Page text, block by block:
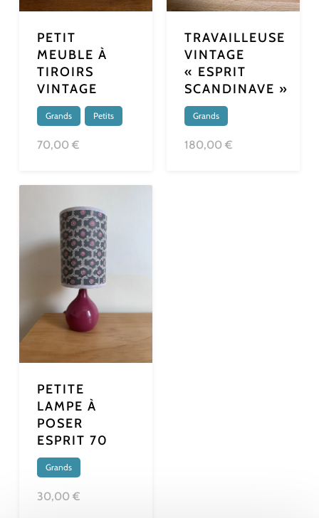
PETIT
MEUBLE À
TIROIRS
VINTAGE
Grands Petits
70,00 €
TRAVAILLEUSE
VINTAGE
« ESPRIT
SCANDINAVE »
Grands
180,00 €
PETITE
LAMPE À
POSER
ESPRIT 70
Grands
30,00 €